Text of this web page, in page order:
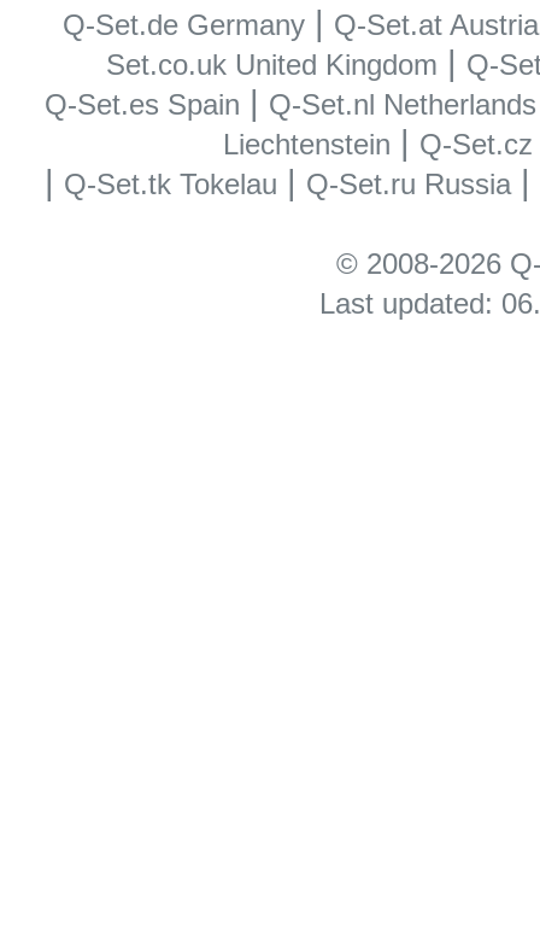
Q-Set.de Germany | Q-Set.at Austria
Set.co.uk United Kingdom | Q-
Q-Set.es Spain | Q-Set.nl Netherlands
Liechtenstein | Q-Set.cz
| Q-Set.tk Tokelau | Q-Set.ru Russia|
© 2008-2026
Last updated: